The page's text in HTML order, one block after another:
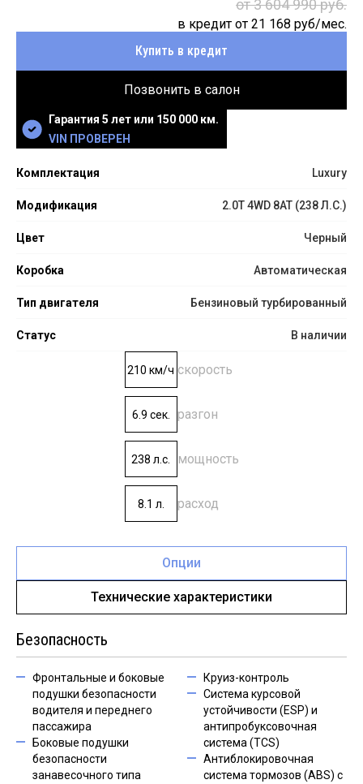
Гарантия 5 лет или 150 000 км.
VIN ПРОВЕРЕН
Комплектация Luxury
Модификация 2.0T 4WD 8AT (238 Л.С.)
Цвет Черный
Коробка Автоматическая
Тип двигателя Бензиновый турбированный
Статус В наличии
210 км/ч скорость
6.9 сек. разгон
238 л.с. мощность
8.1 л. расход
от 3 604 990 руб.
в кредит от 21 168 руб/мес.
Купить в кредит
Позвонить в салон
Опции
Технические характеристики
Безопасность
Фронтальные и боковые
подушки безопасности
водителя и переднего
пассажира
Боковые подушки
безопасности
занавесочного типа
Круиз-контроль
Система курсовой
устойчивости (ESP) и
антипробуксовочная
система (TCS)
Антиблокировочная
система тормозов (ABS) с